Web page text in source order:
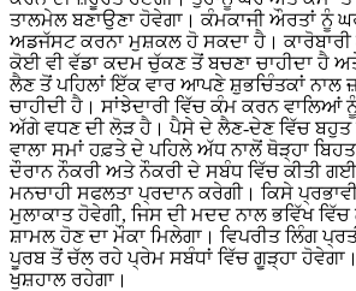
ਤਾਲਮੇਲ ਬਣਾਉਣਾ ਹੋਵੇਗਾ। ਕੰਮਕਾਜੀ ਔਰਤਾਂ ਨੂੰ
ਅਡਜੱਸਟ ਕਰਨਾ ਮੁਸ਼ਕਲ ਹੋ ਸਕਦਾ ਹੈ। ਕਾਰੋਬਾਰੀ
ਕੋਈ ਵੀ ਵੱਡਾ ਕਦਮ ਚੁੱਕਣ ਤੋਂ ਬਚਣਾ ਚਾਹੀਦਾ ਹੈ
ਲੈਣ ਤੋਂ ਪਹਿਲਾਂ ਇੱਕ ਵਾਰ ਆਪਣੇ ਸ਼ੁਭਚਿੰਤਕਾਂ ਨਾਲ
ਚਾਹੀਦੀ ਹੈ। ਸਾਂਝੇਦਾਰੀ ਵਿੱਚ ਕੰਮ ਕਰਨ ਵਾਲਿਆਂ
ਅੱਗੇ ਵਧਣ ਦੀ ਲੋੜ ਹੈ। ਪੈਸੇ ਦੇ ਲੈਣ-ਦੇਣ ਵਿੱਚ ਬਹੁਤ
ਵਾਲਾ ਸਮਾਂ ਹਫ਼ਤੇ ਦੇ ਪਹਿਲੇ ਅੱਧ ਨਾਲੋਂ ਥੋੜ੍ਹਾ
ਦੌਰਾਨ ਨੌਕਰੀ ਅਤੇ ਨੌਕਰੀ ਦੇ ਸਬੰਧ ਵਿੱਚ ਕੀਤੀ
ਮਨਚਾਹੀ ਸਫਲਤਾ ਪ੍ਰਦਾਨ ਕਰੇਗੀ। ਕਿਸੇ
ਮੁਲਾਕਾਤ ਹੋਵੇਗੀ, ਜਿਸ ਦੀ ਮਦਦ ਨਾਲ ਭਵਿੱਖ ਵਿੱਚ
ਸ਼ਾਮਲ ਹੋਣ ਦਾ ਮੌਕਾ ਮਿਲੇਗਾ। ਵਿਪਰੀਤ ਲਿੰਗ
ਪੂਰਬ ਤੋਂ ਚੱਲ ਰਹੇ ਪ੍ਰੇਮ ਸਬੰਧਾਂ ਵਿੱਚ ਗੂੜ੍ਹਾ
ਖੁਸ਼ਹਾਲ ਰਹੇਗਾ।